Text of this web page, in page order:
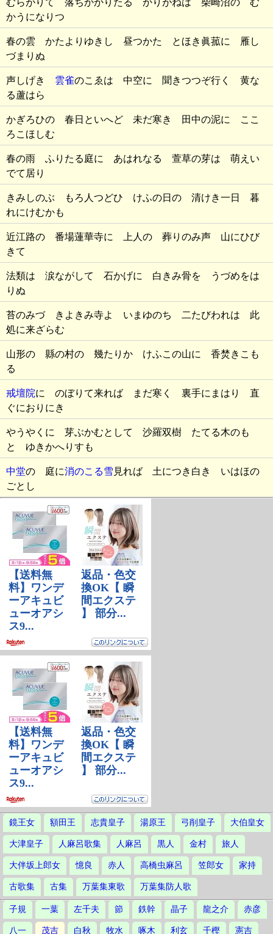
むらがりて 落ちかかりたる かりがねは 柴崎沼の む
かうになりつ
春の雲 かたよりゆきし 昼つかた とほき眞菰に 雁し
づまりぬ
声しげき 雲雀のこゑは 中空に 聞きつつぞ行く 黄な
る蘆はら
かぎろひの 春日といへど 未だ寒き 田中の泥に ここ
ろこほしむ
春の雨 ふりたる庭に あはれなる 萱草の芽は 萌えい
でて居り
きみしのぶ もろ人つどひ けふの日の 清けき一日 暮
れにけむかも
近江路の 番場蓮華寺に 上人の 葬りのみ声 山にひび
きて
法類は 涙ながして 石かげに 白きみ骨を うづめをは
りぬ
苔のみづ きよきみ寺よ いまゆのち 二たびわれは 此
処に来ざらむ
山形の 縣の村の 幾たりか けふこの山に 香焚きこも
る
戒壇院に のぼりて来れば まだ寒く 裏手にまはり 直
ぐにおりにき
やうやくに 芽ぶかむとして 沙羅双樹 たてる木のも
と ゆきかへりすも
中堂の 庭に消のこる雪 見れば 土につき白き いはほの
ごとし
鏡王女 額田王 志貴皇子 湯原王 弓削皇子 大伯皇女
大津皇子 人麻呂歌集 人麻呂 黒人 金村 旅人
大伴坂上郎女 憶良 赤人 高橋虫麻呂 笠郎女 家持
古歌集 古集 万葉集東歌 万葉集防人歌
子規 一葉 左千夫 節 鉄幹 晶子 龍之介 赤彦
八一 茂吉 白秋 牧水 啄木 利玄 千樫 憲吉